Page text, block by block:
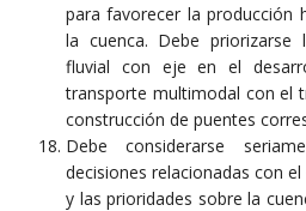
para favorecer la producción
la cuenca. Debe priorizarse
fluvial con eje en el
transporte multimodal con el
construcción de puentes
Debe considerarse
decisiones relacionadas con
y las prioridades sobre la